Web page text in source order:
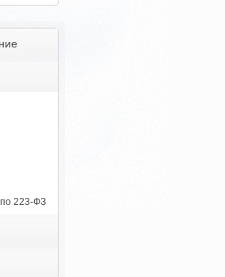
223-ФЗ